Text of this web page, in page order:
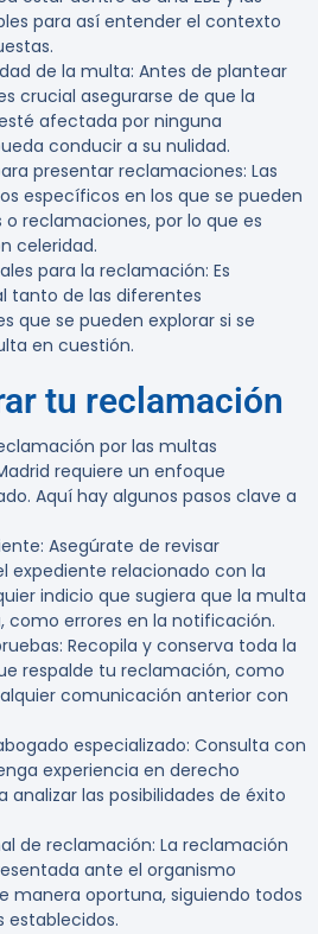
para así entender el contexto
de la multa: Antes de plantear
crucial asegurarse de que la
afectada por ninguna
conducir a su nulidad.
presentar reclamaciones: Las
específicos en los que se pueden
reclamaciones, por lo que es
celeridad.
para la reclamación: Es
tanto de las diferentes
que se pueden explorar si se
en cuestión.
tu reclamación
por las multas
requiere un enfoque
Aquí hay algunos pasos clave a
: Asegúrate de revisar
expediente relacionado con la
indicio que sugiera que la multa
como errores en la notificación.
: Recopila y conserva toda la
respalde tu reclamación, como
comunicación anterior con
especializado: Consulta con
experiencia en derecho
analizar las posibilidades de éxito
de reclamación: La reclamación
ante el organismo
manera oportuna, siguiendo todos
establecidos.